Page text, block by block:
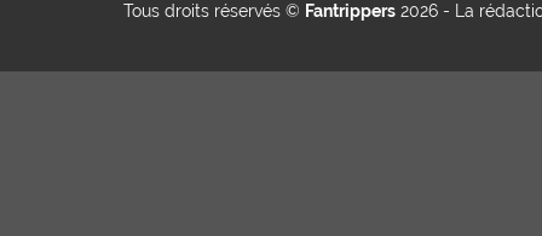
Tous droits réservés © Fantrippers 2026 - La